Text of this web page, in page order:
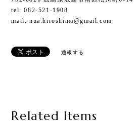
tel: 082-521-1908
mail: nua.hiroshima@gmail.com
通報する
Related Items